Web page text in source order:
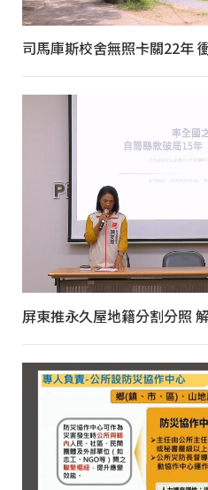
司馬庫斯校舍無照卡關22年
屏東推永久屋地籍分割分照